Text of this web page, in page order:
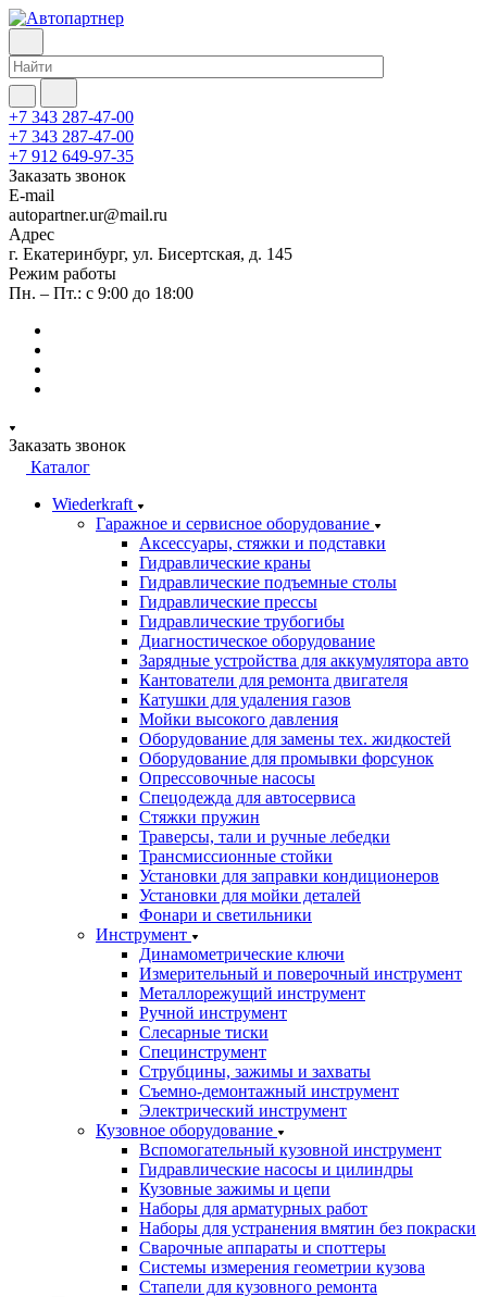
+7 343 287-47-00
+7 343 287-47-00
+7 912 649-97-35
Заказать звонок
E-mail
autopartner.ur@mail.ru
Адрес
г. Екатеринбург, ул. Бисертская, д. 145
Режим работы
Пн. – Пт.: с 9:00 до 18:00
Заказать звонок
Каталог
Wiederkraft
Гаражное и сервисное оборудование
Аксессуары, стяжки и подставки
Гидравлические краны
Гидравлические подъемные столы
Гидравлические прессы
Гидравлические трубогибы
Диагностическое оборудование
Зарядные устройства для аккумулятора авто
Кантователи для ремонта двигателя
Катушки для удаления газов
Мойки высокого давления
Оборудование для замены тех. жидкостей
Оборудование для промывки форсунок
Опрессовочные насосы
Спецодежда для автосервиса
Стяжки пружин
Траверсы, тали и ручные лебедки
Трансмиссионные стойки
Установки для заправки кондиционеров
Установки для мойки деталей
Фонари и светильники
Инструмент
Динамометрические ключи
Измерительный и поверочный инструмент
Металлорежущий инструмент
Ручной инструмент
Слесарные тиски
Специнструмент
Струбцины, зажимы и захваты
Съемно-демонтажный инструмент
Электрический инструмент
Кузовное оборудование
Вспомогательный кузовной инструмент
Гидравлические насосы и цилиндры
Кузовные зажимы и цепи
Наборы для арматурных работ
Наборы для устранения вмятин без покраски
Сварочные аппараты и споттеры
Системы измерения геометрии кузова
Стапели для кузовного ремонта